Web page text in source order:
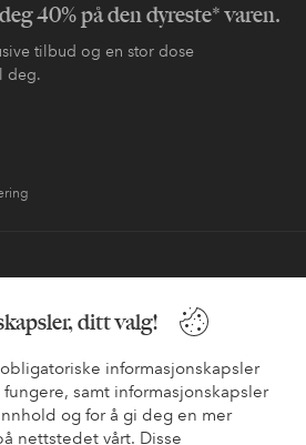
ditt valg!
informasjonskapsler
samt informasjonskapsler
og for å gi deg en mer
nettstedet vårt. Disse
40% på den dyreste* varen.
tilbud og en stor dose
deg.
spørsmålene i vår FAQ. Du finner
du kan kontakte oss.
Bestilling Betalingsmåte